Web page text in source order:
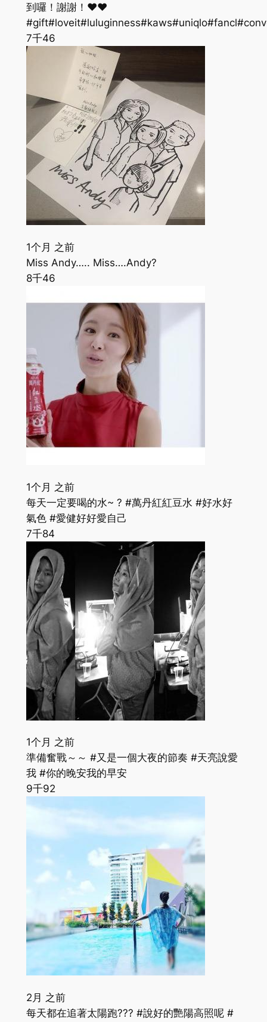
到囉！謝謝！❤️❤️
7千46
1个月 之前
Miss Andy….. Miss….Andy?
8千46
1个月 之前
每天一定要喝的水~ ? #萬丹紅紅豆水 #好水好
氣色 #愛健好好愛自己
7千84
1个月 之前
準備奮戰～～ #又是一個大夜的節奏 #天亮說愛
我 #你的晚安我的早安
9千92
2月 之前
每天都在追著太陽跑??? #說好的艷陽高照呢 #